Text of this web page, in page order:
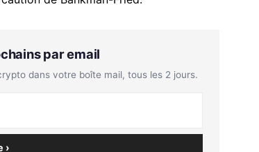
par email
dans votre boîte mail, tous les 2 jours.
›